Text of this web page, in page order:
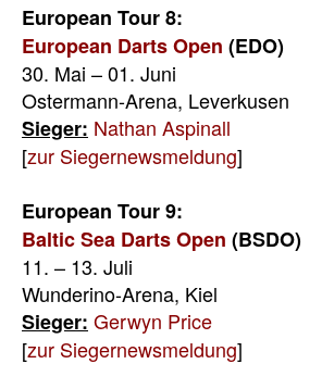
European Tour 8:
European Darts Open (EDO)
30. Mai – 01. Juni
Ostermann-Arena, Leverkusen
Sieger: Nathan Aspinall
[zur Siegernewsmeldung]
European Tour 9:
Baltic Sea Darts Open (BSDO)
11. – 13. Juli
Wunderino-Arena, Kiel
Sieger: Gerwyn Price
[zur Siegernewsmeldung]